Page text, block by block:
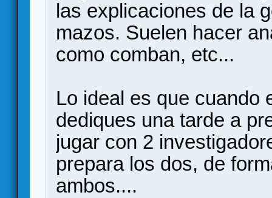
las explicaciones de la
mazos. Suelen hacer
como comban, etc...
Lo ideal es que cuando
dediques una tarde a
jugar con 2
prepara los dos, de
ambos....